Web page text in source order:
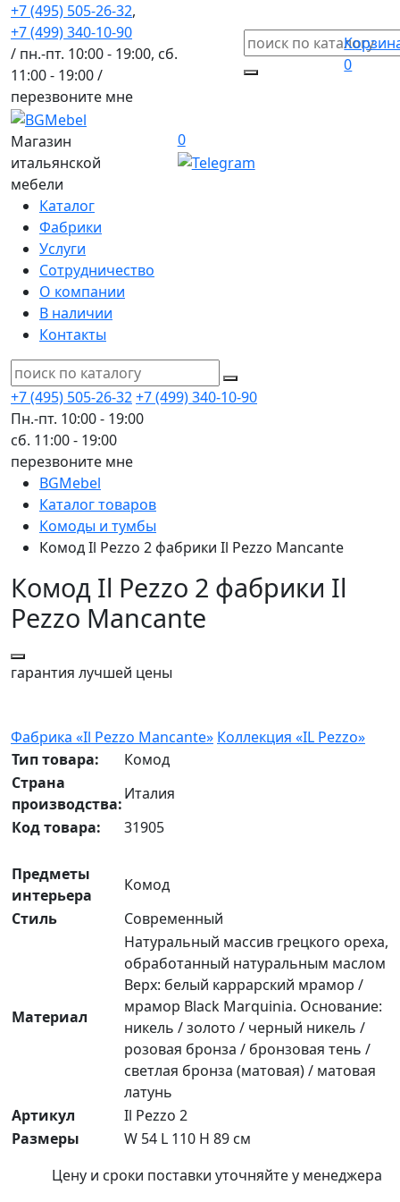
+7 (495) 505-26-32,
+7 (499) 340-10-90
/ пн.-пт. 10:00 - 19:00, сб.
11:00 - 19:00 /
перезвоните мне
0
Магазин
итальянской
мебели
0
Каталог
Фабрики
Услуги
Сотрудничество
О компании
В наличии
Контакты
+7 (495) 505-26-32+7 (499) 340-10-90
Пн.-пт. 10:00 - 19:00
сб. 11:00 - 19:00
перезвоните мне
BGMebel
Каталог товаров
Комоды и тумбы
Комод Il Pezzo 2 фабрики Il Pezzo Mancante
Комод Il Pezzo 2 фабрики Il
Pezzo Mancante
гарантия лучшей цены
Фабрика «Il Pezzo Mancante» Коллекция «IL Pezzo»
Тип товара:
Комод
Страна
производства:
Италия
Код товара:
31905
Предметы
интерьера
Комод
Стиль
Современный
Материал
Натуральный массив грецкого ореха,
обработанный натуральным маслом
Верх: белый каррарский мрамор /
мрамор Black Marquinia. Основание:
никель / золото / черный никель /
розовая бронза / бронзовая тень /
светлая бронза (матовая) / матовая
латунь
Артикул
Il Pezzo 2
Размеры
W 54 L 110 H 89 см
Цену и сроки поставки уточняйте у менеджера